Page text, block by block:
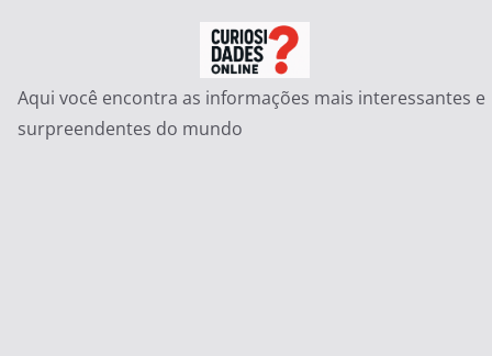
conteúdo
Aqui você encontra as informações mais interessantes e
surpreendentes do mundo